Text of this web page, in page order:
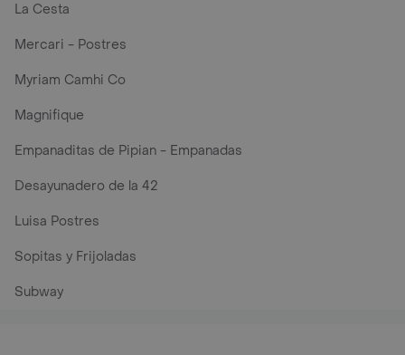
La Cesta
Mercari - Postres
Myriam Camhi Co
Magnifique
Empanaditas de Pipian - Empanadas
Desayunadero de la 42
Luisa Postres
Sopitas y Frijoladas
Subway